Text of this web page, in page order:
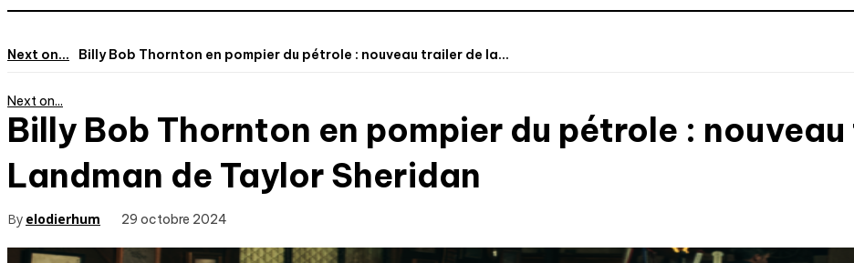
Next on... Billy Bob Thornton en pompier du pétrole : nouveau trailer de la...
Next on...
Billy Bob Thornton en pompier du pétrole :
Landman de Taylor Sheridan
By elodierhum 29 octobre 2024